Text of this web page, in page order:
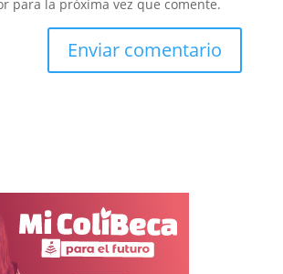
para la próxima vez que comente.